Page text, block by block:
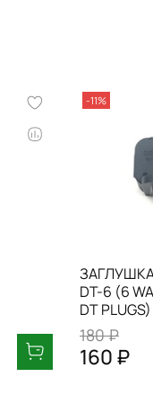
-11%
DT-6 (6
DT PLUGS)
180 ₽
160 ₽